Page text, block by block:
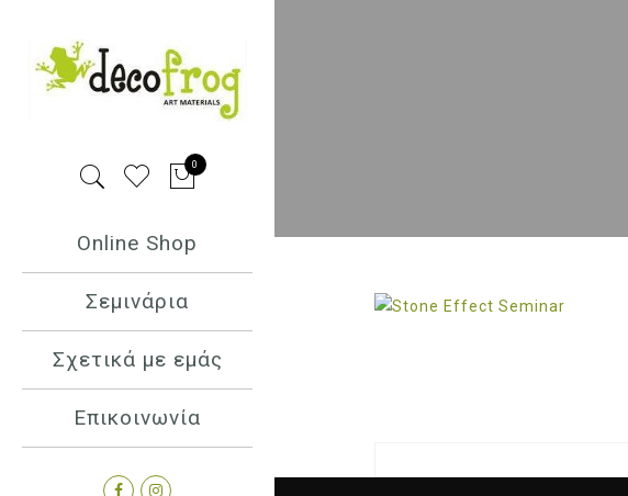
0
Online Shop
Σεμινάρια
Σχετικά με εμάς
Επικοινωνία